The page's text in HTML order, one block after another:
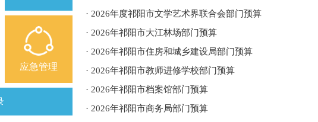
应急管理
· 2026年度祁阳市文学艺术界联合会部门预算
· 2026年祁阳市大江林场部门预算
· 2026年祁阳市住房和城乡建设局部门预算
· 2026年祁阳市教师进修学校部门预算
· 2026年祁阳市档案馆部门预算
· 2026年祁阳市商务局部门预算